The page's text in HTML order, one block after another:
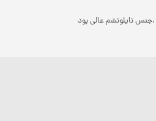
نایلونشم عالی بود